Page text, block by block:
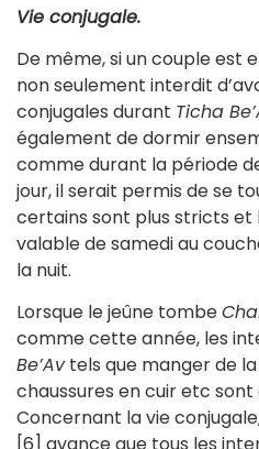
Vie conjugale.
De même, si un couple est
non seulement interdit
conjugales durant Ticha
également de dormir
comme durant la période
jour, il serait permis de se
certains sont plus stricts et
valable de samedi au
la nuit.
Lorsque le jeûne tombe
comme cette année, les
Be’Avtels que manger de
chaussures en cuir etc sont
Concernant la vie